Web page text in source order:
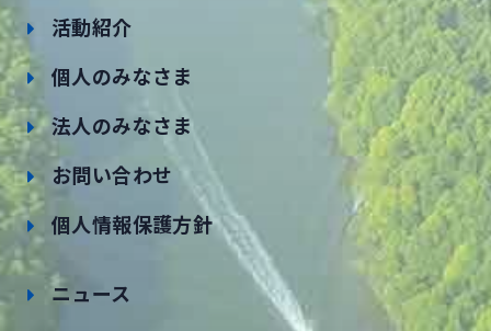
活動紹介
個人のみなさま
法人のみなさま
お問い合わせ
個人情報保護方針
ニュース